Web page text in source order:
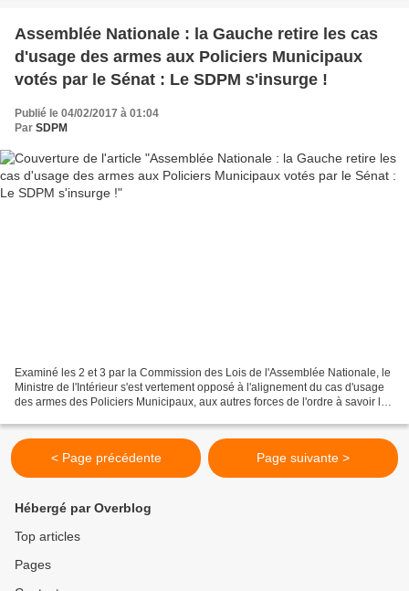
Assemblée Nationale : la Gauche retire les cas
d'usage des armes aux Policiers Municipaux
votés par le Sénat : Le SDPM s'insurge !
Publié le 04/02/2017 à 01:04
Par SDPM
Examiné les 2 et 3 par la Commission des Lois de l'Assemblée Nationale, le
Ministre de l'Intérieur s'est vertement opposé à l'alignement du cas d'usage
des armes des Policiers Municipaux, aux autres forces de l'ordre à savoir le
< Page précédente Page suivante >
Hébergé par Overblog
Top articles
Pages